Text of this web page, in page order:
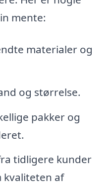
mente:
materialer og
og størrelse.
pakker og
tidligere kunder
kvaliteten af